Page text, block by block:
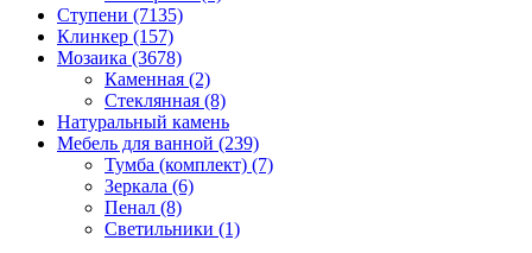
Ступени (7135)
Клинкер (157)
Мозаика (3678)
Каменная (2)
Стеклянная (8)
Натуральный камень
Мебель для ванной (239)
Тумба (комплект) (7)
Зеркала (6)
Пенал (8)
Светильники (1)